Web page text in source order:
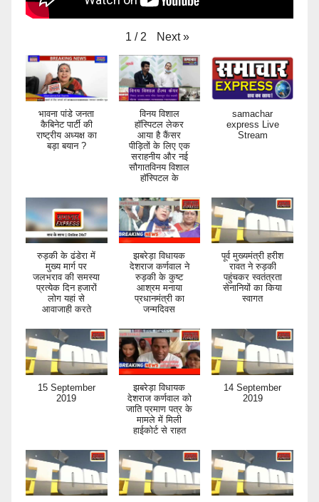
1 / 2 Next »
भावना पांडे जनता
कैबिनेट पार्टी की
राष्ट्रीय अध्यक्ष का
बड़ा बयान ?
विनय विशाल
हॉस्पिटल लेकर
आया है कैंसर
पीड़ितों के लिए एक
सराहनीय और नई
सौगातविनय विशाल
हॉस्पिटल के
samachar
express Live
Stream
रुड़की के ढंडेरा में
मुख्य मार्ग पर
जलभराव की समस्या
प्रत्येक दिन हजारों
लोग यहां से
आवाजाही करते
झबरेड़ा विधायक
देशराज कर्णवाल ने
रुड़की के कुष्ट
आश्रम मनाया
प्रधानमंत्री का
जन्मदिवस
पूर्व मुख्यमंत्री हरीश
रावत ने रुड़की
पहुंचकर स्वतंत्रता
सेनानियों का किया
स्वागत
15 September
2019
झबरेड़ा विधायक
देशराज कर्णवाल को
जाति प्रमाण पत्र के
मामले में मिली
हाईकोर्ट से राहत
14 September
2019